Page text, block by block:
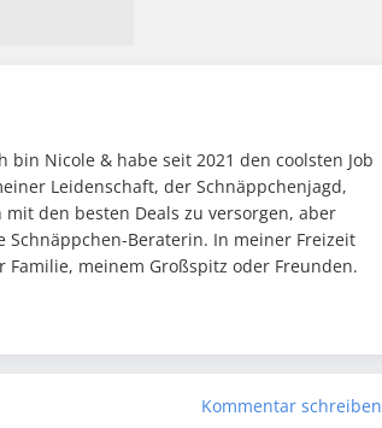
Nicole & habe seit 2021 den coolsten Job
Leidenschaft, der Schnäppchenjagd,
den besten Deals zu versorgen, aber
Beraterin. In meiner Freizeit
meinem Großspitz oder Freunden.
Kommentar schreiben